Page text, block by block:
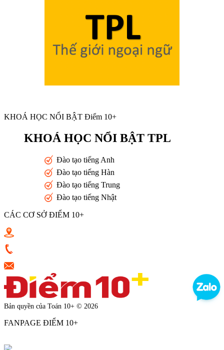
KHOÁ HỌC NỔI BẬT Điểm 10+
KHOÁ HỌC NỔI BẬT TPL
Đào tạo tiếng Anh
Đào tạo tiếng Hàn
Đào tạo tiếng Trung
Đào tạo tiếng Nhật
CÁC CƠ SỞ ĐIỂM 10+
Bản quyền của Toán 10+ © 2026
FANPAGE ĐIỂM 10+